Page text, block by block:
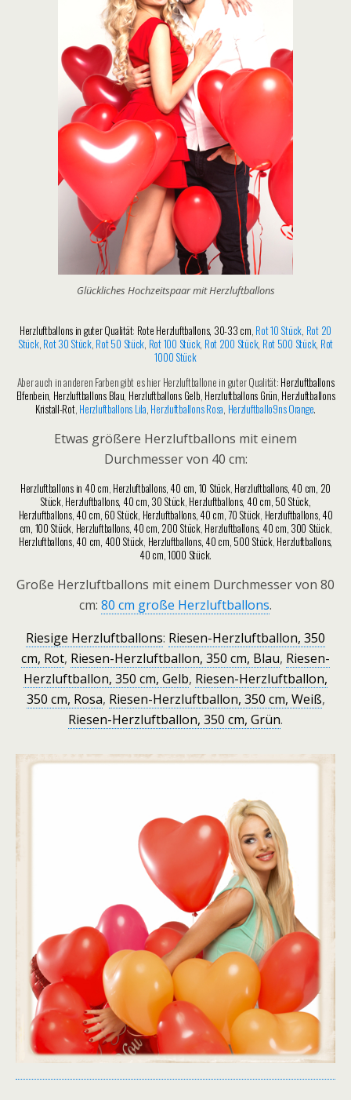
Glückliches Hochzeitspaar mit Herzluftballons
Herzluftballons in guter Qualität: Rote Herzluftballons, 30-33 cm, Rot 10 Stück, Rot 20
Stück, Rot 30 Stück, Rot 50 Stück, Rot 100 Stück, Rot 200 Stück, Rot 500 Stück, Rot
1000 Stück
Aber auch in anderen Farben gibt es hier Herzluftballone in guter Qualität: Herzluftballons
Elfenbein, Herzluftballons Blau, Herzluftballons Gelb, Herzluftballons Grün, Herzluftballons
Kristall-Rot, Herzluftballons Lila, Herzluftballons Rosa, Herzluftballo9ns Orange.
Etwas größere Herzluftballons mit einem
Durchmesser von 40 cm:
Herzluftballons in 40 cm, Herzluftballons, 40 cm, 10 Stück, Herzluftballons, 40 cm, 20
Stück, Herzluftballons, 40 cm, 30 Stück, Herzluftballons, 40 cm, 50 Stück,
Herzluftballons, 40 cm, 60 Stück, Herzluftballons, 40 cm, 70 Stück, Herzluftballons, 40
cm, 100 Stück, Herzluftballons, 40 cm, 200 Stück, Herzluftballons, 40 cm, 300 Stück,
Herzluftballons, 40 cm, 400 Stück, Herzluftballons, 40 cm, 500 Stück, Herzluftballons,
40 cm, 1000 Stück.
Große Herzluftballons mit einem Durchmesser von 80
cm: 80 cm große Herzluftballons.
Riesige Herzluftballons: Riesen-Herzluftballon, 350
cm, Rot, Riesen-Herzluftballon, 350 cm, Blau, Riesen-
Herzluftballon, 350 cm, Gelb, Riesen-Herzluftballon,
350 cm, Rosa, Riesen-Herzluftballon, 350 cm, Weiß,
Riesen-Herzluftballon, 350 cm, Grün.